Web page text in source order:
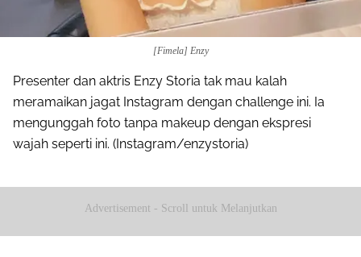
[Fimela] Enzy
Presenter dan aktris Enzy Storia tak mau kalah
meramaikan jagat Instagram dengan challenge ini. Ia
mengunggah foto tanpa makeup dengan ekspresi
wajah seperti ini. (Instagram/enzystoria)
Advertisement - Scroll untuk Melanjutkan